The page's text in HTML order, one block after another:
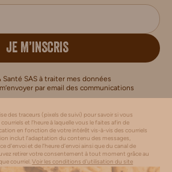
JE M’INSCRIS
SAS à traiter mes données
par email des communications
des traceurs (pixels de suivi) pour savoir si vous
et l’heure à laquelle vous le faites afin de
en fonction de votre intérêt vis-à-vis des courriels
inclut l’adaptation du contenu des messages,
d’envoi et de l’heure d’envoi ainsi que du canal de
retirer votre consentement à tout moment grâce au
courriel.Voir les conditions d'utilisation du site